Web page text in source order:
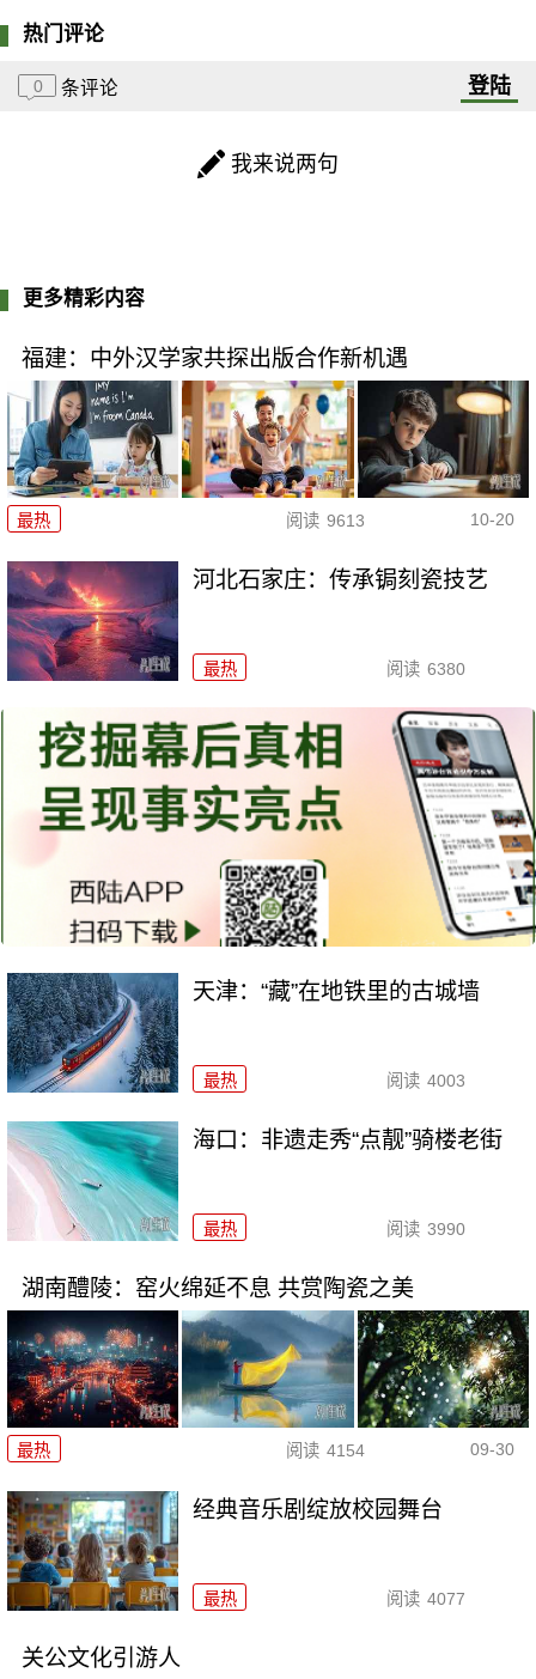
热门评论
0 条评论 登陆
我来说两句
更多精彩内容
福建：中外汉学家共探出版合作新机遇
最热 阅读 9613 10-20
河北石家庄：传承锔刻瓷技艺
最热 阅读 6380
天津：“藏”在地铁里的古城墙
最热 阅读 4003
海口：非遗走秀“点靓”骑楼老街
最热 阅读 3990
湖南醴陵：窑火绵延不息 共赏陶瓷之美
最热 阅读 4154 09-30
经典音乐剧绽放校园舞台
最热 阅读 4077
关公文化引游人